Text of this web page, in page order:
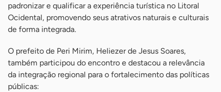
padronizar e qualificar a experiência turística no Litoral
Ocidental, promovendo seus atrativos naturais e culturais
de forma integrada.
O prefeito de Peri Mirim, Heliezer de Jesus Soares,
também participou do encontro e destacou a relevância
da integração regional para o fortalecimento das políticas
públicas: